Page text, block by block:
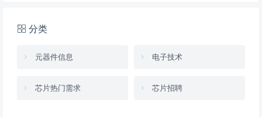
分类
元器件信息 电子技术
芯片热门需求 芯片招聘